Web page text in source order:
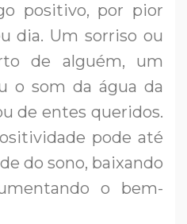
positivo, por pior
dia. Um sorriso ou
de alguém, um
o som da água da
de entes queridos.
pode até
do sono, baixando
o bem-